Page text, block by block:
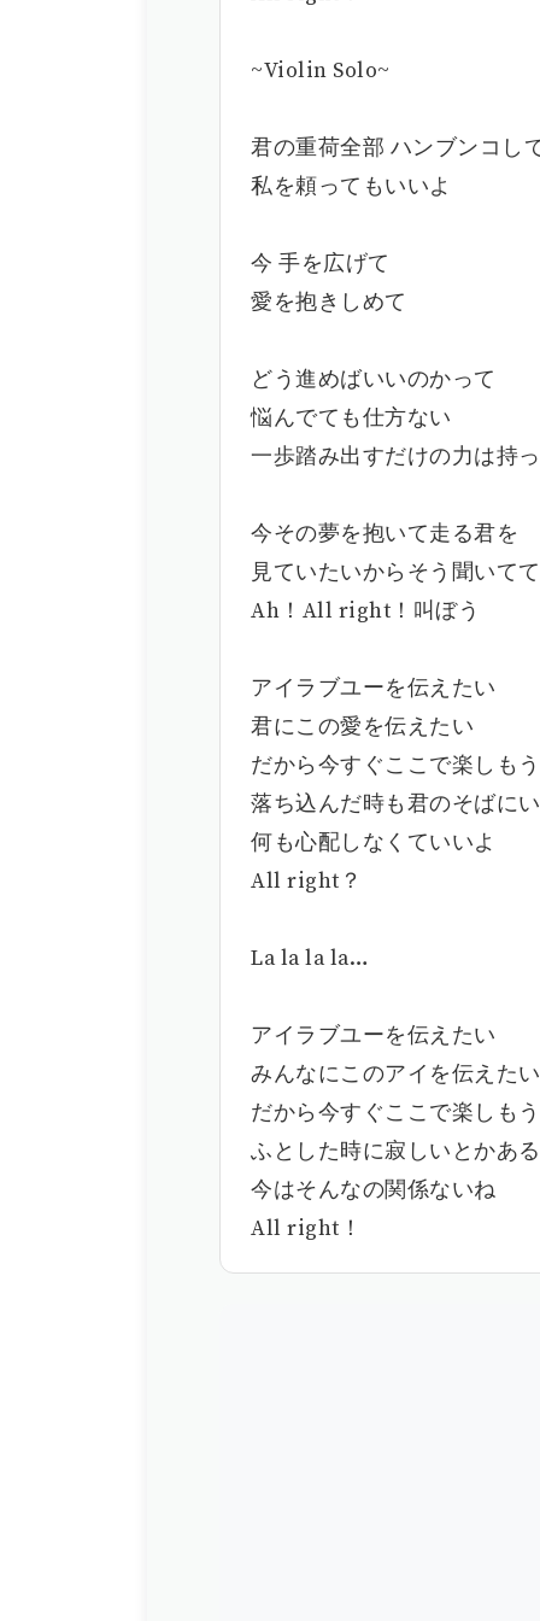
~Violin Solo~
君の重荷全部 ハンブンコし
私を頼ってもいいよ
今 手を広げて
愛を抱きしめて
どう進めばいいのかって
悩んでても仕方ない
一歩踏み出すだけの力は持
今その夢を抱いて走る君を
見ていたいからそう聞いて
Ah！All right！叫ぼう
アイラブユーを伝えたい
君にこの愛を伝えたい
だから今すぐここで楽しもう
落ち込んだ時も君のそばに
何も心配しなくていいよ
All right？
La la la la…
アイラブユーを伝えたい
みんなにこのアイを伝えたい
だから今すぐここで楽しもう
ふとした時に寂しいとかあ
今はそんなの関係ないね
All right！